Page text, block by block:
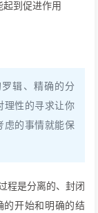
到促进作用
辑、精确的分
理性的寻求让你
虑的事情就能保
程是分离的、封闭
的开始和明确的结